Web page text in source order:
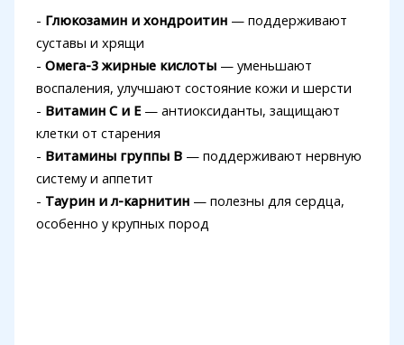
- Глюкозамин и хондроитин— поддерживают
суставы и хрящи
- Омега-3 жирные кислоты— уменьшают
воспаления, улучшают состояние кожи и шерсти
- Витамин C и E— антиоксиданты, защищают
клетки от старения
- Витамины группы B— поддерживают нервную
систему и аппетит
- Таурин и л-карнитин— полезны для сердца,
особенно у крупных пород